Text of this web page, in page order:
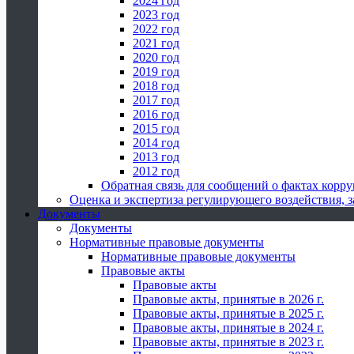
2023 год
2022 год
2021 год
2020 год
2019 год
2018 год
2017 год
2016 год
2015 год
2014 год
2013 год
2012 год
Обратная связь для сообщений о фактах
Оценка и экспертиза регулирующего
Документы
Документы
Нормативные правовые документы
Нормативные правовые документы
Правовые акты
Правовые акты
Правовые акты, принятые в 2026 г.
Правовые акты, принятые в 2025 г.
Правовые акты, принятые в 2024 г.
Правовые акты, принятые в 2023 г.